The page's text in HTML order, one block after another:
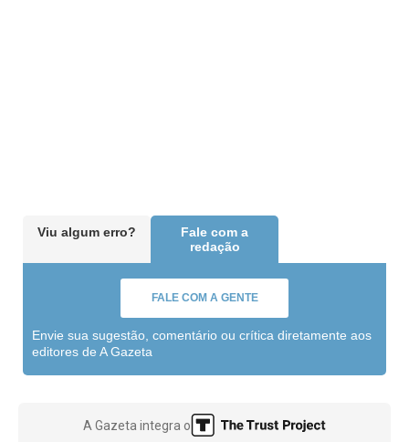
Viu algum erro?
Fale com a
redação
FALE COM A GENTE
Envie sua sugestão, comentário ou crítica diretamente aos
editores de A Gazeta
A Gazeta integra o